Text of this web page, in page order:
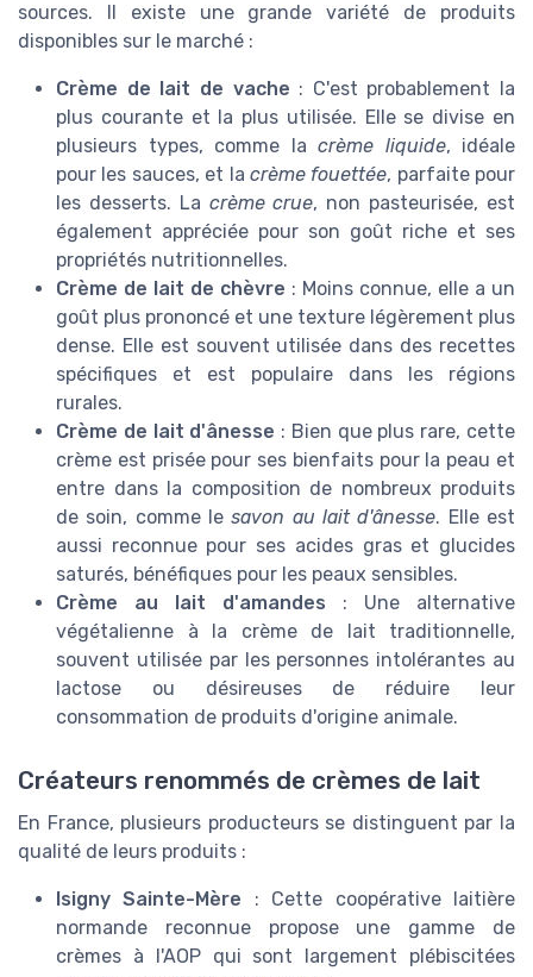
sources. Il existe une grande variété de produits
disponibles sur le marché :
Crème de lait de vache : C'est probablement la
plus courante et la plus utilisée. Elle se divise en
plusieurs types, comme la crème liquide, idéale
pour les sauces, et la crème fouettée, parfaite pour
les desserts. La crème crue, non pasteurisée, est
également appréciée pour son goût riche et ses
propriétés nutritionnelles.
Crème de lait de chèvre : Moins connue, elle a un
goût plus prononcé et une texture légèrement plus
dense. Elle est souvent utilisée dans des recettes
spécifiques et est populaire dans les régions
rurales.
Crème de lait d'ânesse : Bien que plus rare, cette
crème est prisée pour ses bienfaits pour la peau et
entre dans la composition de nombreux produits
de soin, comme lesavon au lait d'ânesse. Elle est
aussi reconnue pour ses acides gras et glucides
saturés, bénéfiques pour les peaux sensibles.
Crème au lait d'amandes : Une alternative
végétalienne à la crème de lait traditionnelle,
souvent utilisée par les personnes intolérantes au
lactose ou désireuses de réduire leur
consommation de produits d'origine animale.
Créateurs renommés de crèmes de lait
En France, plusieurs producteurs se distinguent par la
qualité de leurs produits :
Isigny Sainte-Mère : Cette coopérative laitière
normande reconnue propose une gamme de
crèmes à l'AOP qui sont largement plébiscitées